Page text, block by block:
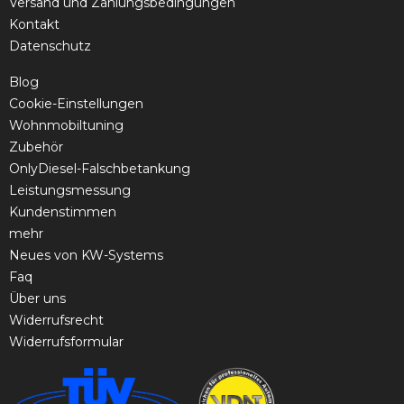
Kontakt
Datenschutz
Blog
Cookie-Einstellungen
Wohnmobiltuning
Zubehör
OnlyDiesel-Falschbetankung
Leistungsmessung
Kundenstimmen
mehr
Neues von KW-Systems
Faq
Über uns
Widerrufsrecht
Widerrufsformular